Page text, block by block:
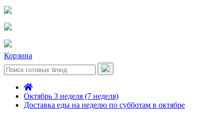
Корзина
Октябрь 3 неделя (7 неделя)
Доставка еды на неделю по субботам в октябре